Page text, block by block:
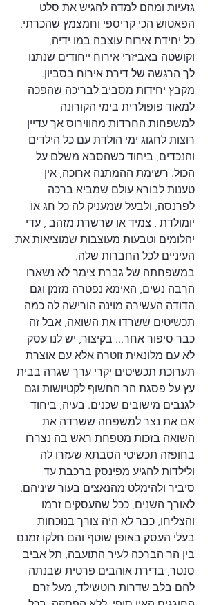
גזעיות ומהם למדה להגיש את סלט
הפאטוש הכי קריספי וחמצמץ שהכרתי.
כל יחידת אירוח עוצבה במו ידיה,
וקושטה באביזרי אירוח ייחודים שנתנו
לך הרגשה של דירת אירוח בסביון.
מקבץ יחידות מסביב לבריכה שהפכה
למאוד פופולרית בימי הקורונה
למשפחות החרדות מהווירוס אך עדיין
רוצות לחגוג ימי הולדת עם כל הילדים
והנכדים, ביחוד כשהסבא משלם על
הכול. רשימת ההמתנה ארוכה, אין
טענות לבורא עולם שמביא ברכה
לפרנסה, ולבעל שמעניק לה כל חג או
יומולדת , צמיד או שרשרת מזהב , עדי
יהלומים וטבעות מעוצבות שמוציאות את
העיניים לכל החברות שלה.
במשפחתה של גברת צימר לא נשארו
הרבה נשים, האימא נפטרה מזמן וגם
הדודה העשירה מוינה הורישה לה כמה
תכשיטים ששרדו את השואה, אבל זה
כבר סיפור אחר... בקיצור, יש לנו עסק
לא עם מלונאית זוטרה אלא עם אוצרת
תערוכת תכשיטים יקרי ערך שגרה בבית
עץ על פסגת הר החשוף לקטיושות וגם
לגנבים מישובים שכנים. בעיה, ביחוד
אם את נצר למשפחה ששרדה את
השואה בזכות מטפחת ראש בה נצררו
בחופזה תכשיטי הסבתא שעזרו לה
ולילדות להגיע מפינסק ברכבת עד
סיביר ולהימלט מהנאצים בעור שיניהם.
לאורך השנים, ככל שהעסקים זרמו
והצליחו, כבר לא היה צורך בנוכחות
בעלי העסק באופן שוטף והם חלקו זמנם
בין הר הברכה לעיר התועבה, תל אביב
סנטר, בדירת אוהבים פרטית שבנתה
להם בלב שדרות רוטשילד, מעל זרם